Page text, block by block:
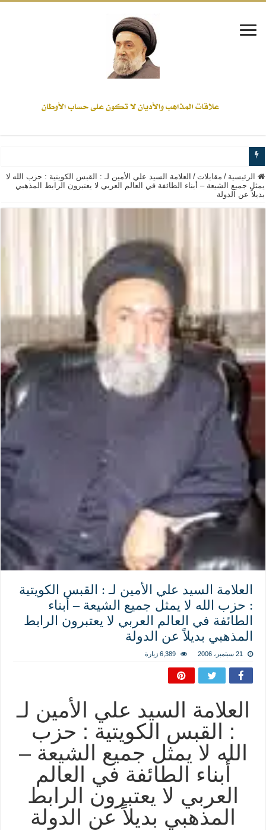
www.alamine.net
مواقف وآراء العلاّمة السيد علي الأمين من الأحداث والقضايا - اضغط للاطلاع
لن تحمينا مذاهبنا ولا طوائفنا ولا أحزابنا ولا جماعاتنا، بل الإنصهار الوطني والدولة
المذاهب ليست قدرًا لا يمكن تجاوزه
ليست المنفعة تأتي من إسلامية النّظام كما لا تأتي المضرة من مسيحية النظام
المتهاون بوطنه متهاون بدينه حتماً
نسج العلاقة مع الآخر تكون من خلال منظومة القيم و المبادئ الانسانية التي تجعل
الرئيسية / مقابلات / العلامة السيد علي الأمين لـ : القبس الكويتية : حزب الله لا
يمثل جميع الشيعة – أبناء الطائفة في العالم العربي لا يعتبرون الرابط المذهبي
بديلاً عن الدولة
العلامة السيد علي الأمين لـ : القبس الكويتية
: حزب الله لا يمثل جميع الشيعة – أبناء
الطائفة في العالم العربي لا يعتبرون الرابط
المذهبي بديلاً عن الدولة
21 سبتمبر، 2006 6,389 زيارة
العلامة السيد علي الأمين لـ
: القبس الكويتية : حزب
الله لا يمثل جميع الشيعة –
أبناء الطائفة في العالم
العربي لا يعتبرون الرابط
المذهبي بديلاً عن الدولة